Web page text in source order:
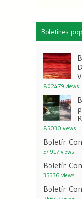
Boletines
802479 views
85030 views
Boletín
54917 views
Boletín
35536 views
Boletín